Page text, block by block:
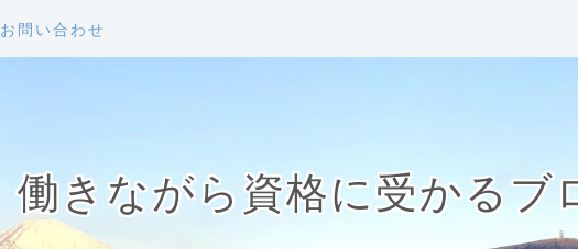
お問い合わせ
働きながら資格に受かるブ